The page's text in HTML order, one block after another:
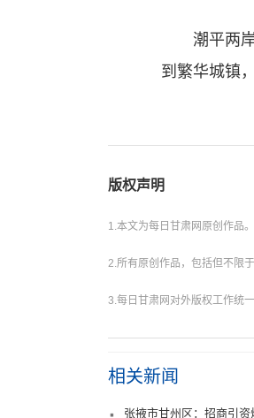
潮平两岸
到繁华城镇
版权声明
1.本文为每日甘肃网原创作品。
2.所有原创作品，包括但不限
3.每日甘肃网对外版权工作统
相关新闻
张掖市甘州区：招商引